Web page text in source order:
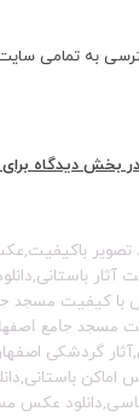
به تمامی
بخش دیدگاه برای
تصویر
آثار
با کیفیت مسجد
مسجد جامع
گردشکی
عکس